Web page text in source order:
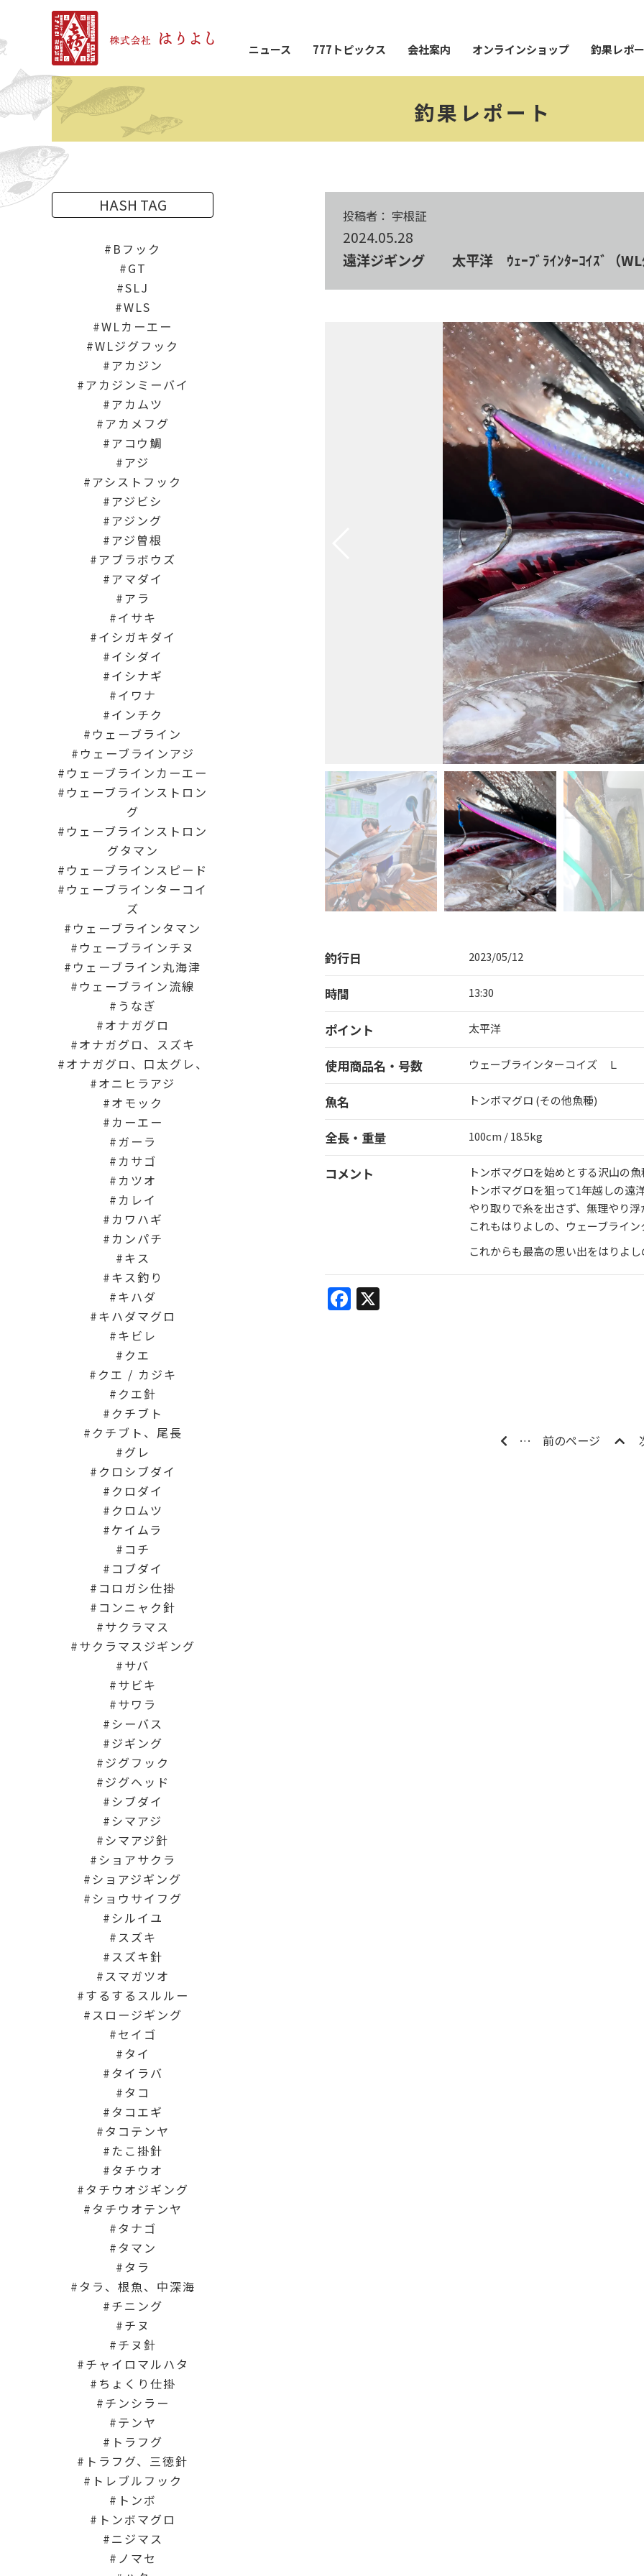
ニュース 777トピックス 会社案内 オンラインショップ 釣果レポ
釣果レポート
投稿者： 宇根証
2024.05.28
遠洋ジギング 太平洋 ｳｪｰﾌﾞﾗｲﾝﾀｰｺｲｽﾞ（WLﾀ
釣行日 2023/05/12
時間 13:30
ポイント 太平洋
使用商品名・号数 ウェーブラインターコイズ Ｌ
魚名 トンボマグロ (その他魚種)
全長・重量 100cm / 18.5kg
コメント
トンボマグロを始めとする沢山の
トンボマグロを狙って1年越しの
やり取りで糸を出さず、無理やり
これもはりよしの、ウェーブライ
これからも最高の思い出をはりよ
Facebook
… 前のページ
HASH TAG
Bフック
GT
SLJ
WLS
WLカーエー
WLジグフック
アカジン
アカジンミーバイ
アカムツ
アカメフグ
アコウ鯛
アジ
アシストフック
アジビシ
アジング
アジ曽根
アブラボウズ
アマダイ
アラ
イサキ
イシガキダイ
イシダイ
イシナギ
イワナ
インチク
ウェーブライン
ウェーブラインアジ
ウェーブラインカーエー
ウェーブラインストロン
グ
ウェーブラインストロン
グタマン
ウェーブラインスピード
ウェーブラインターコイ
ズ
ウェーブラインタマン
ウェーブラインチヌ
ウェーブライン丸海津
ウェーブライン流線
うなぎ
オナガグロ
オナガグロ、スズキ
オナガグロ、口太グレ、
オニヒラアジ
オモック
カーエー
ガーラ
カサゴ
カツオ
カレイ
カワハギ
カンパチ
キス
キス釣り
キハダ
キハダマグロ
キビレ
クエ
クエ / カジキ
クエ針
クチブト
クチブト、尾長
グレ
クロシブダイ
クロダイ
クロムツ
ケイムラ
コチ
コブダイ
コロガシ仕掛
コンニャク針
サクラマス
サクラマスジギング
サバ
サビキ
サワラ
シーバス
ジギング
ジグフック
ジグヘッド
シブダイ
シマアジ
シマアジ針
ショアサクラ
ショアジギング
ショウサイフグ
シルイユ
スズキ
スズキ針
スマガツオ
するするスルルー
スロージギング
セイゴ
タイ
タイラバ
タコ
タコエギ
タコテンヤ
たこ掛針
タチウオ
タチウオジギング
タチウオテンヤ
タナゴ
タマン
タラ
タラ、根魚、中深海
チニング
チヌ
チヌ針
チャイロマルハタ
ちょくり仕掛
チンシラー
テンヤ
トラフグ
トラフグ、三徳針
トレブルフック
トンボ
トンボマグロ
ニジマス
ノマセ